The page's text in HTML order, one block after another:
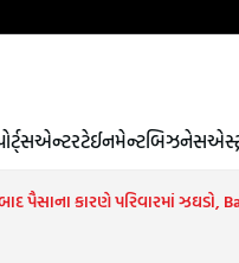
એન્ટરટેઈનમેન્ટબિઝનેસ
પૈસાના કારણે પરિવારમાં ઝઘડો,